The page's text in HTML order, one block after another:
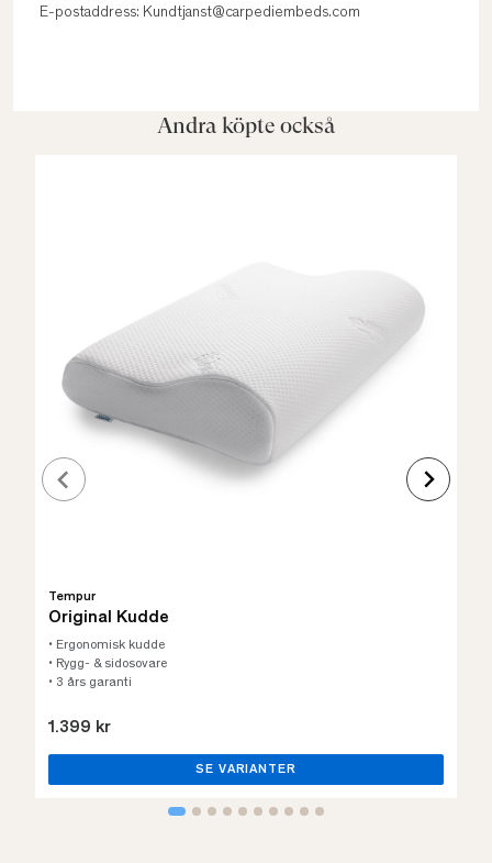
E-postaddress: Kundtjanst@carpediembeds.com
Andra köpte också
Tempur
Original Kudde
• Ergonomisk kudde
• Rygg- & sidosovare
• 3 års garanti
1.399 kr
SE VARIANTER